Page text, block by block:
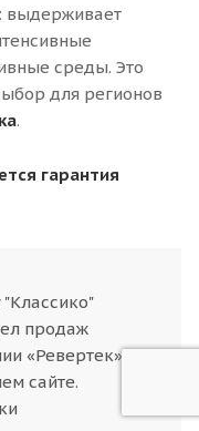
выдерживает
среды. Это
для регионов
.
гарантия
продаж
«Ревертек»
сайте.